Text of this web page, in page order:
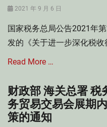
,
门
规
性
件
管
部
规
文
件
Tags
惠
政
衔
契
税
法
,
Posted
2021 年 9 月 6 日
国家税务总局公告2021年
发的《关于进一步深化税收
Read More …
Categories
城
市
维
财政部 海关总署
务贸易交易会展期
策的通知